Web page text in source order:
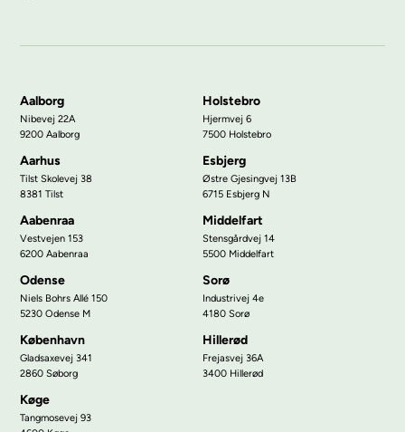
Aalborg
Nibevej 22A
9200 Aalborg
Holstebro
Hjermvej 6
7500 Holstebro
Aarhus
Tilst Skolevej 38
8381 Tilst
Esbjerg
Østre Gjesingvej 13B
6715 Esbjerg N
Aabenraa
Vestvejen 153
6200 Aabenraa
Middelfart
Stensgårdvej 14
5500 Middelfart
Odense
Niels Bohrs Allé 150
5230 Odense M
Sorø
Industrivej 4e
4180 Sorø
København
Gladsaxevej 341
2860 Søborg
Hillerød
Frejasvej 36A
3400 Hillerød
Køge
Tangmosevej 93